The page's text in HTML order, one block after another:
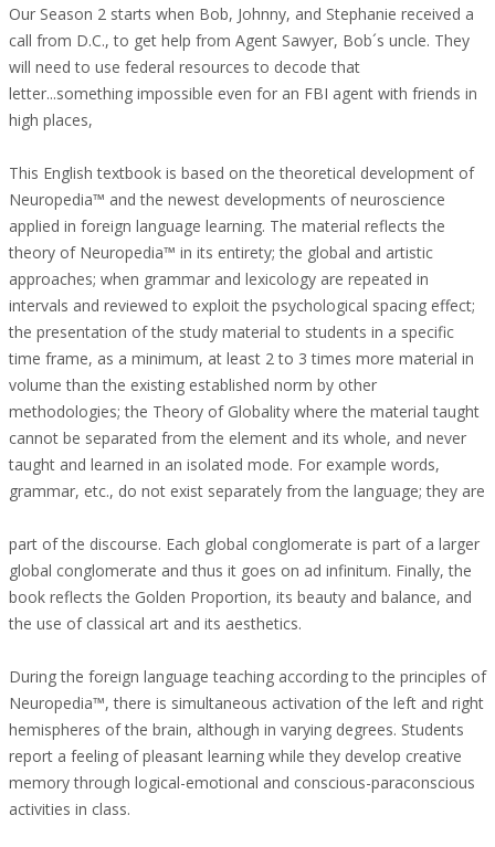
Our Season 2 starts when Bob, Johnny, and Stephanie received a
call from D.C., to get help from Agent Sawyer, Bob´s uncle. They
will need to use federal resources to decode that
letter...something impossible even for an FBI agent with friends in
high places,
This English textbook is based on the theoretical development of
Neuropedia™ and the newest developments of neuroscience
applied in foreign language learning. The material reflects the
theory of Neuropedia™ in its entirety; the global and artistic
approaches; when grammar and lexicology are repeated in
intervals and reviewed to exploit the psychological spacing effect;
the presentation of the study material to students in a specific
time frame, as a minimum, at least 2 to 3 times more material in
volume than the existing established norm by other
methodologies; the Theory of Globality where the material taught
cannot be separated from the element and its whole, and never
taught and learned in an isolated mode. For example words,
grammar, etc., do not exist separately from the language; they are
part of the discourse. Each global conglomerate is part of a larger
global conglomerate and thus it goes on ad infinitum. Finally, the
book reflects the Golden Proportion, its beauty and balance, and
the use of classical art and its aesthetics.
During the foreign language teaching according to the principles of
Neuropedia™, there is simultaneous activation of the left and right
hemispheres of the brain, although in varying degrees. Students
report a feeling of pleasant learning while they develop creative
memory through logical-emotional and conscious-paraconscious
activities in class.